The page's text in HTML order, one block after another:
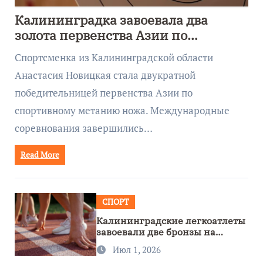
Калининградка завоевала два
золота первенства Азии по
метанию ножа
Спортсменка из Калининградской области
Анастасия Новицкая стала двукратной
победительницей первенства Азии по
спортивному метанию ножа. Международные
соревнования завершились…
Read More
СПОРТ
Калининградские легкоатлеты
завоевали две бронзы на
первенстве России
Июл 1, 2026